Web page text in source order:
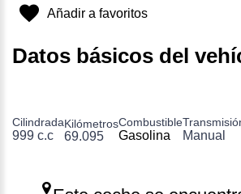
Añadir a favoritos
Datos básicos del
Cilindrada
999 c.c
Kilómetros
69.095
Combustible
Gasolina Manual